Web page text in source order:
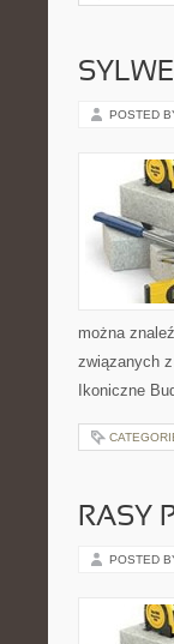
POSTED
można
związanych
Ikoniczne
RASY
POSTED